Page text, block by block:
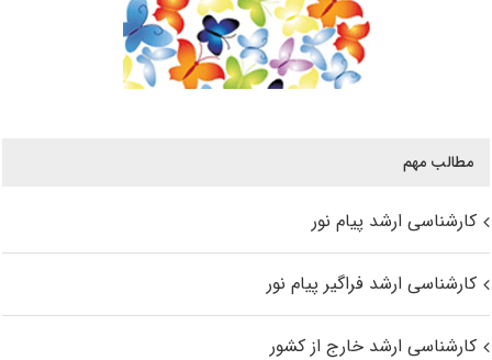
مطالب مهم
کارشناسی ارشد پیام نور
کارشناسی ارشد فراگیر پیام نور
کارشناسی ارشد خارج از کشور